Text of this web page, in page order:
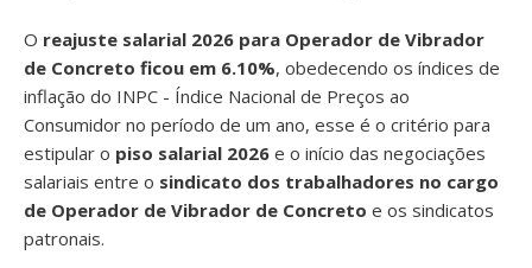
O reajuste salarial 2026 para Operador de Vibrador
de Concreto ficou em 6.10%, obedecendo os índices de
inflação do INPC - Índice Nacional de Preços ao
Consumidor no período de um ano, esse é o critério para
estipular o piso salarial 2026 e o início das negociações
salariais entre o sindicato dos trabalhadores no cargo
de Operador de Vibrador de Concreto e os sindicatos
patronais.